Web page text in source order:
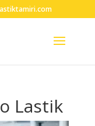
Lastik